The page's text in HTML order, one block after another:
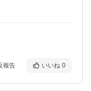
報告 いいね 0